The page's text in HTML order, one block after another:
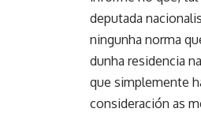
deputada
ningunha norma
dunha residencia
que simplemente
consideración as